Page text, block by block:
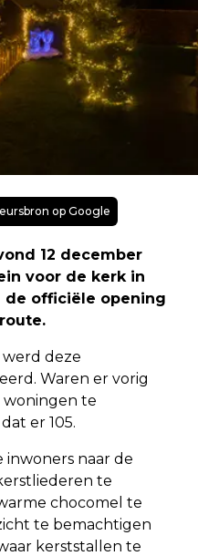
op Google
12 december
voor de kerk in
de officiële opening
deze
Waren er vorig
woningen te
er 105.
inwoners naar de
te
chocomel te
te bemachtigen
kerststallen te